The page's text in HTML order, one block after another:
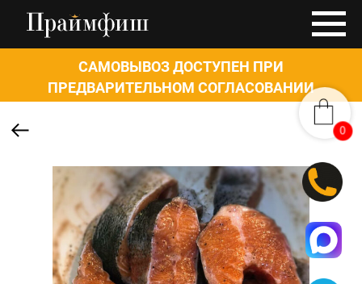
САМОВЫВОЗ ДОСТУПЕН ПРИ
ПРЕДВАРИТЕЛЬНОМ СОГЛАСОВАНИИ
0